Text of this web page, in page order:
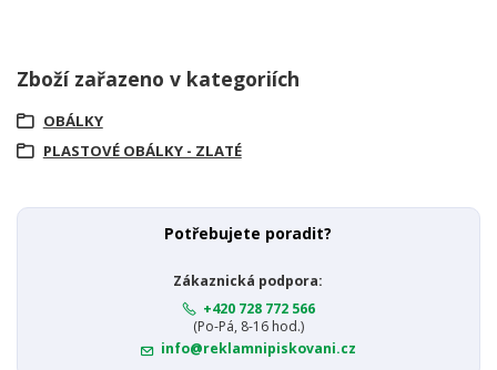
Zboží zařazeno v kategoriích
OBÁLKY
PLASTOVÉ OBÁLKY - ZLATÉ
Potřebujete poradit?
Zákaznická podpora:
+420 728 772 566
(Po-Pá, 8-16 hod.)
info@reklamnipiskovani.cz